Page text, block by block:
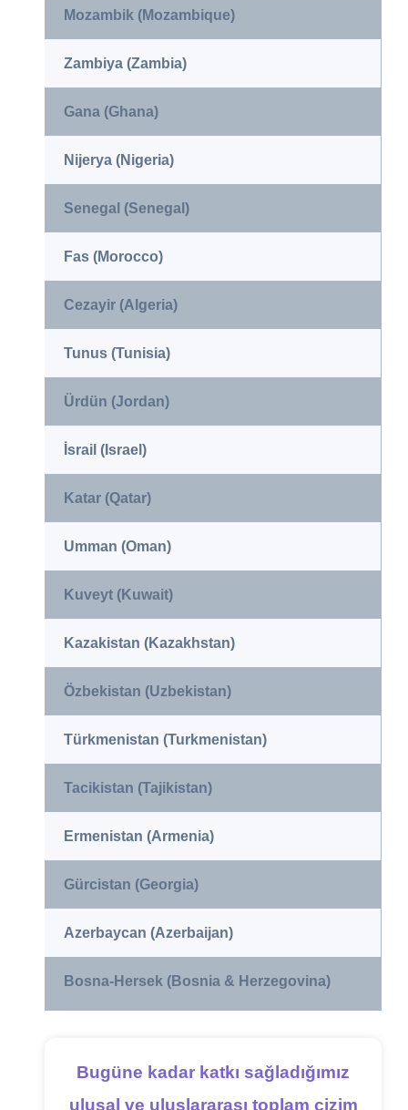
Mozambik (Mozambique)
Zambiya (Zambia)
Gana (Ghana)
Nijerya (Nigeria)
Senegal (Senegal)
Fas (Morocco)
Cezayir (Algeria)
Tunus (Tunisia)
Ürdün (Jordan)
İsrail (Israel)
Katar (Qatar)
Umman (Oman)
Kuveyt (Kuwait)
Kazakistan (Kazakhstan)
Özbekistan (Uzbekistan)
Türkmenistan (Turkmenistan)
Tacikistan (Tajikistan)
Ermenistan (Armenia)
Gürcistan (Georgia)
Azerbaycan (Azerbaijan)
Bosna-Hersek (Bosnia & Herzegovina)
Bugüne kadar katkı sağladığımız
ulusal ve uluslararası toplam çizim